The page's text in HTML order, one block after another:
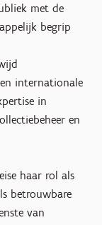
met de
begrip
internationale
in
en
haar rol als
betrouwbare
van